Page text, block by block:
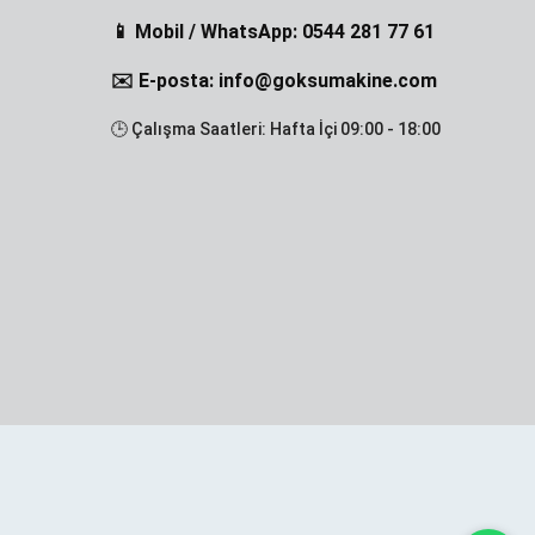
📱 Mobil / WhatsApp: 0544 281 77 61
✉️ E-posta: info@goksumakine.com
🕒 Çalışma Saatleri: Hafta İçi 09:00 - 18:00